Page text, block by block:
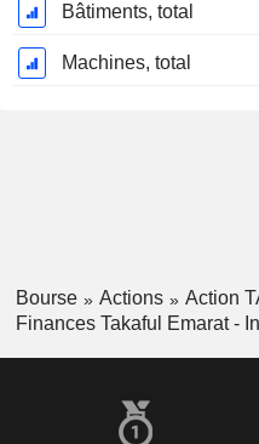
Bâtiments, total
Machines, total
Bourse Actions
Action
Finances Takaful Emarat -